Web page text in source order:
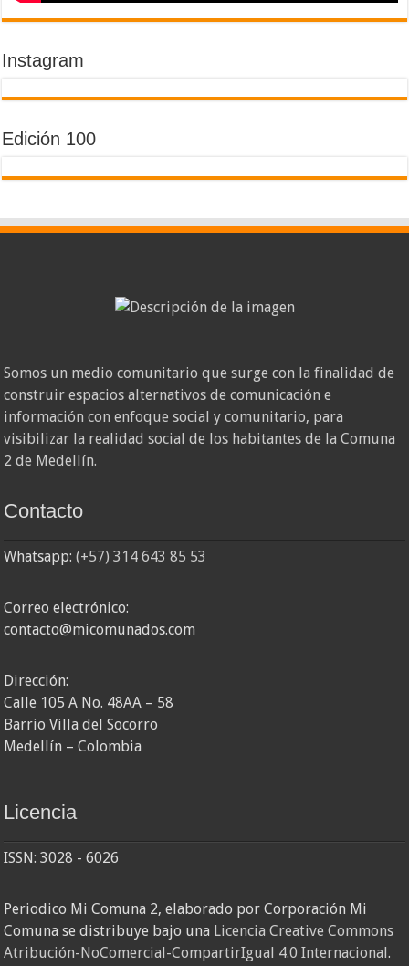
Instagram
Edición 100
Somos un medio comunitario que surge con la finalidad de
construir espacios alternativos de comunicación e
información con enfoque social y comunitario, para
visibilizar la realidad social de los habitantes de la Comuna
2 de Medellín.
Contacto
Whatsapp:(+57) 314 643 85 53
Correo electrónico:
contacto@micomunados.com
Dirección:
Calle 105 A No. 48AA – 58
Barrio Villa del Socorro
Medellín – Colombia
Licencia
ISSN: 3028 - 6026
Periodico Mi Comuna 2, elaborado por Corporación Mi
Comuna se distribuye bajo una Licencia Creative Commons
Atribución-NoComercial-CompartirIgual 4.0 Internacional.